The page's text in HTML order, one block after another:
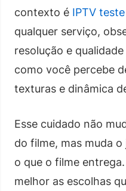
contexto é IPTV
qualquer serviço,
resolução e
como você percebe
texturas e dinâmica
Esse cuidado não
do filme, mas muda
o que o filme
melhor as escolhas